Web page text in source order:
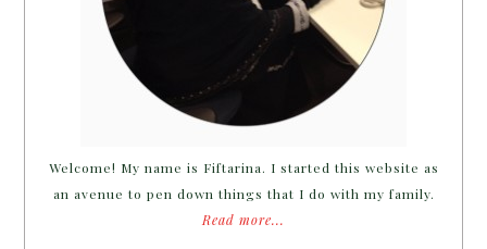
Welcome! My name is Fiftarina. I started this website as
an avenue to pen down things that I do with my family.
Read more...